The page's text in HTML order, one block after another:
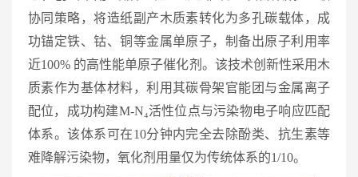
协同策略，将造纸副产木质素转化为多孔碳载体，成
功锚定铁、钴、铜等金属单原子，制备出原子利用率
近100% 的高性能单原子催化剂。该技术创新性采用木
质素作为基体材料，利用其碳骨架官能团与金属离子
配位，成功构建M-N₄活性位点与污染物电子响应匹配
体系。该体系可在10分钟内完全去除酚类、抗生素等
难降解污染物，氧化剂用量仅为传统体系的1/10。